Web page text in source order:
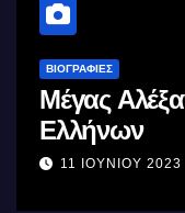
ΒΙΟΓΡΑΦΊΕΣ
Μέγας
Ελλήνων
11 ΙΟΥΝΊΟΥ 2023